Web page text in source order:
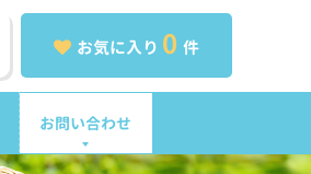
お気に入り 0 件
お問い合わせ